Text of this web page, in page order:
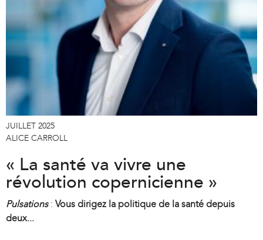
JUILLET 2025
ALICE CARROLL
« La santé va vivre une
révolution copernicienne »
Pulsations: Vous dirigez la politique de la santé depuis
deux...